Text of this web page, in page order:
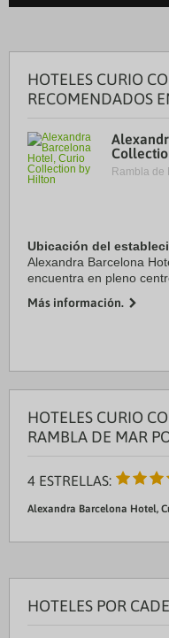
HOTELES CURIO
RECOMENDADOS
Rambla de
Ubicación del
Alexandra Barcelona
encuentra en pleno
sostenible se encuentra
Más información.
HOTELES CURIO
RAMBLA DE MAR
4 ESTRELLAS:
Alexandra Barcelona Hotel,
HOTELES POR